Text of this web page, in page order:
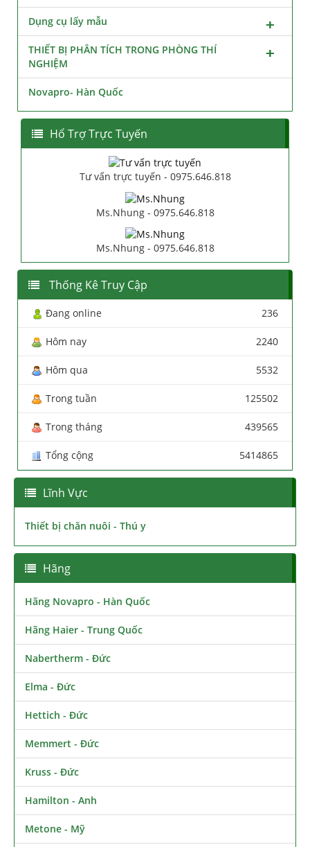
Dụng cụ lấy mẫu
THIẾT BỊ PHÂN TÍCH TRONG PHÒNG THÍ
NGHIỆM
Novapro- Hàn Quốc
Hổ Trợ Trực Tuyến
Tư vấn trực tuyến - 0975.646.818
Ms.Nhung - 0975.646.818
Ms.Nhung - 0975.646.818
Thống Kê Truy Cập
Đang online 236
Hôm nay 2240
Hôm qua 5532
Trong tuần 125502
Trong tháng 439565
Tổng cộng 5414865
Lĩnh Vực
Thiết bị chăn nuôi - Thú y
Hãng
Hãng Novapro - Hàn Quốc
Hãng Haier - Trung Quốc
Nabertherm - Đức
Elma - Đức
Hettich - Đức
Memmert - Đức
Kruss - Đức
Hamilton - Anh
Metone - Mỹ